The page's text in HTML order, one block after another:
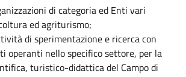
di categoria ed Enti vari
ed agriturismo;
di sperimentazione e ricerca con
operanti nello specifico settore, per la
turistico-didattica del Campo di